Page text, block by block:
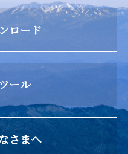
ロード
ール
さまへ